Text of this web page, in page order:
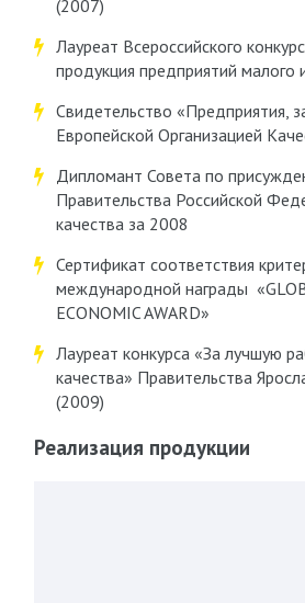
(2007)
Лауреат Всероссийского
продукция предприятий малого
Свидетельство «Предприятия,
Европейской Организацией
Дипломант Совета по
Правительства Российской
качества за 2008
Сертификат соответствия
международной награды
ECONOMIC AWARD»
Лауреат конкурса «За лучшую
качества» Правительства
(2009)
Реализация продукции